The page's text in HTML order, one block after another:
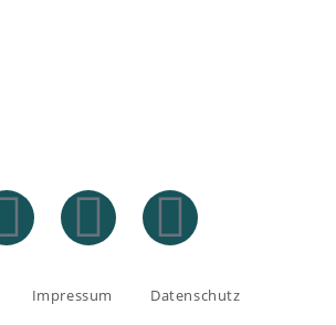
Impressum Datenschutz